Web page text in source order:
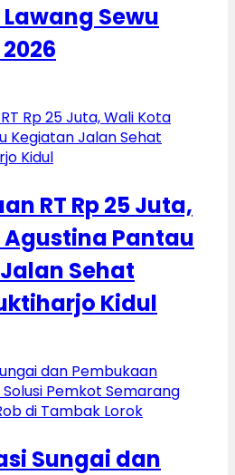
Sewu
RT Rp 25 Juta,
Pantau
Sehat
Kidul
Sungai dan